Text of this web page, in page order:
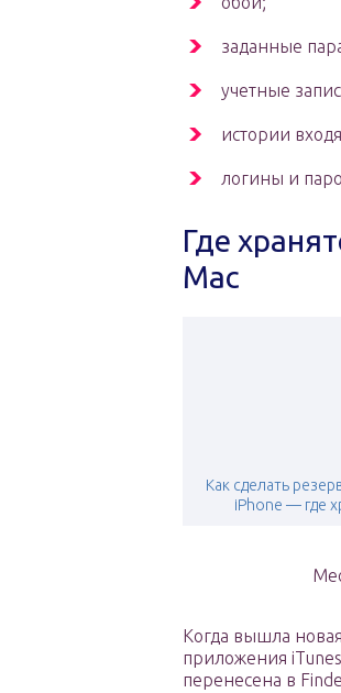
заданные
учетные
истории
логины и
Где
Mac
Как сделать
iPhone — где
Когда вышла
приложения
перенесена в